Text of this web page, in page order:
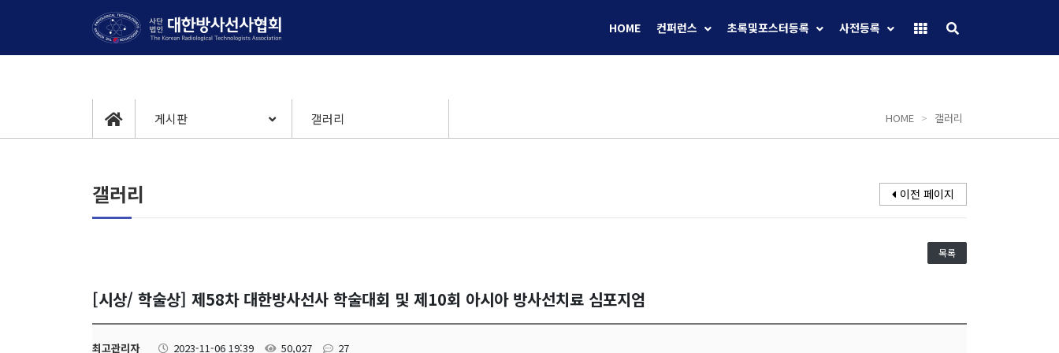
HOME 컨퍼런스 초록및포스터등록 사전등록
게시판 갤러리 HOME > 갤러리
갤러리 이전 페이지
목록
[시상/ 학술상] 제58차 대한방사선사 학술대회 및 제10회 아시아 방사선치료 심포지엄
최고관리자 2023-11-06 19:39 50,027 27